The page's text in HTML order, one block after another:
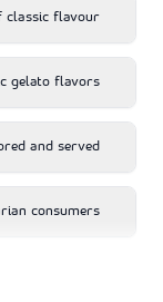
flavour?
gelato flavors?
and served?
consumers?